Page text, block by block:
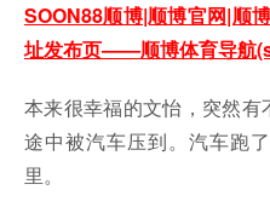
SOON88顺博|顺博官网|顺
址发布页——顺博体育导航
本来很幸福的文怡，突然
途中被汽车压到。汽车跑
里。